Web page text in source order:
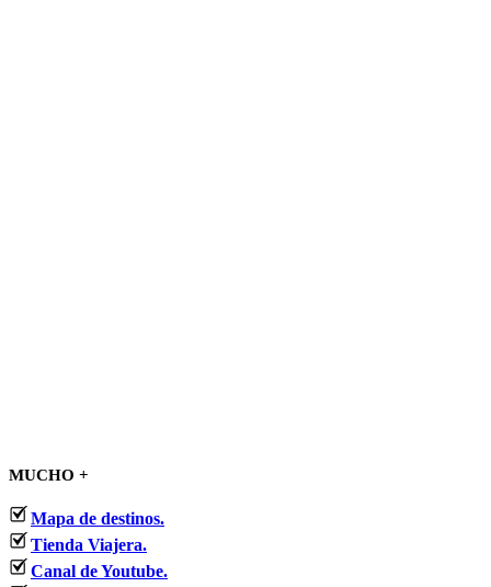
MUCHO +
Mapa de destinos.
Tienda Viajera.
Canal de Youtube.